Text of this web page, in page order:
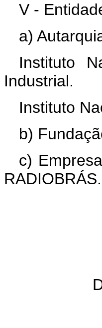
V -
a)
Instituto
Industrial.
Instituto
b)
c)
RADIOBRÁS.